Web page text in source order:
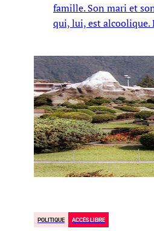
famille. Son mari et
qui, lui, est alcoolique.
POLITIQUE ACCÈS LIBRE